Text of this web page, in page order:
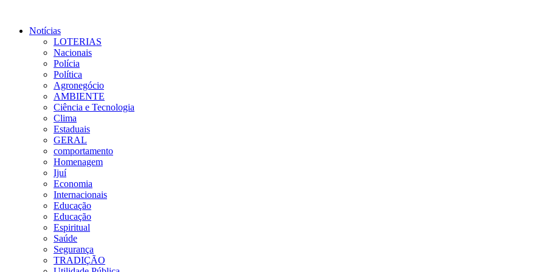
Notícias
LOTERIAS
Nacionais
Polícia
Política
Agronegócio
AMBIENTE
Ciência e Tecnologia
Clima
Estaduais
GERAL
comportamento
Homenagem
Ijuí
Economia
Internacionais
Educação
Educação
Espiritual
Saúde
Segurança
TRADIÇÃO